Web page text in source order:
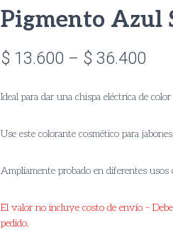
Pigmento Azul
$ 13.600 – $ 36.400
$
Ideal para dar una chispa eléctrica de
Use este colorante cosmético para
Ampliamente probado en diferentes usos
El valor no incluye costo de envío –
pedido.